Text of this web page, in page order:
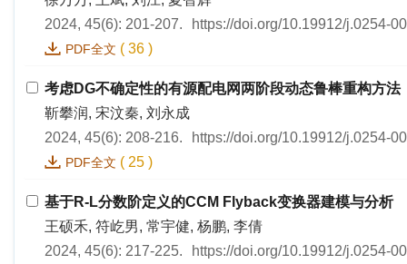
2024, 45(6): 201-207.
https://doi.org/10.19912/j.0254-
PDF全文 ( 36 )
考虑DG不确定性的有源配电网两阶段动态鲁棒重构方法
靳攀润, 宋汶秦, 刘永成
2024, 45(6): 208-216.
https://doi.org/10.19912/j.0254-
PDF全文 ( 25 )
基于R-L分数阶定义的CCM Flyback变换器建模与分析
王硕禾, 符屹男, 常宇健, 杨鹏, 李倩
2024, 45(6): 217-225.
https://doi.org/10.19912/j.0254-